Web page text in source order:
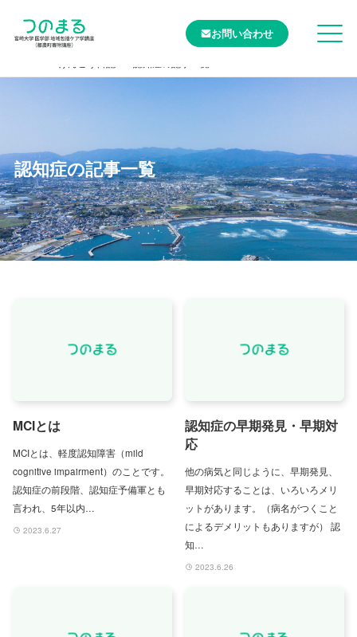
お問い合わせ
認知症の記事一覧
MCIとは
MCIとは、軽度認知障害（mild
cognitive impairment）のことです。
認知症の前段階、認知症予備軍とも
言われ、5年以内…
2023.6.27
認知症の早期発見・早期対
応
他の病気と同じように、早期発見、
早期対応することは、いろいろメリ
ットがあります。（病名がつくこと
によるデメリットもありますが） 認
知…
2023.6.26